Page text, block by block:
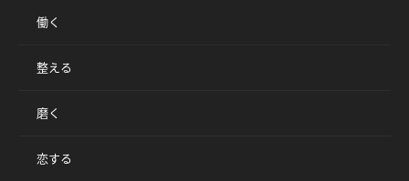
働く
整える
磨く
恋する